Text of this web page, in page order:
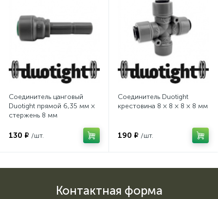
Соединитель цанговый
Duotight прямой 6,35 мм ×
стержень 8 мм
130 ₽ /шт.
Соединитель Duotight
крестовина 8 × 8 × 8 × 8 мм
190 ₽ /шт.
Контактная форма